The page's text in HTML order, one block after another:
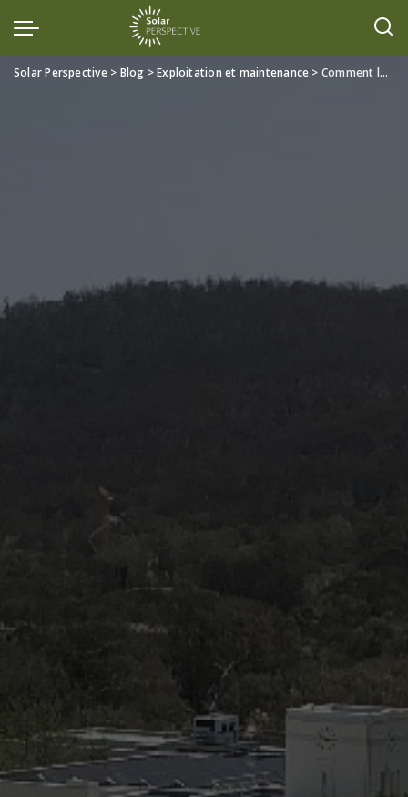
Solar Perspective> Blog >Exploitation et maintenance > Comment les Microfissures Affectent la Performance des Panneaux Solaires